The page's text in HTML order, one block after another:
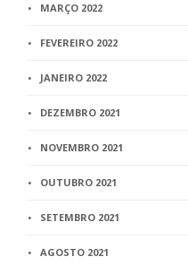
MARÇO 2022
FEVEREIRO 2022
JANEIRO 2022
DEZEMBRO 2021
NOVEMBRO 2021
OUTUBRO 2021
SETEMBRO 2021
AGOSTO 2021